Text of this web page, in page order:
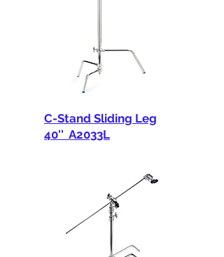
C-Stand Sliding Leg
40'' A2033L